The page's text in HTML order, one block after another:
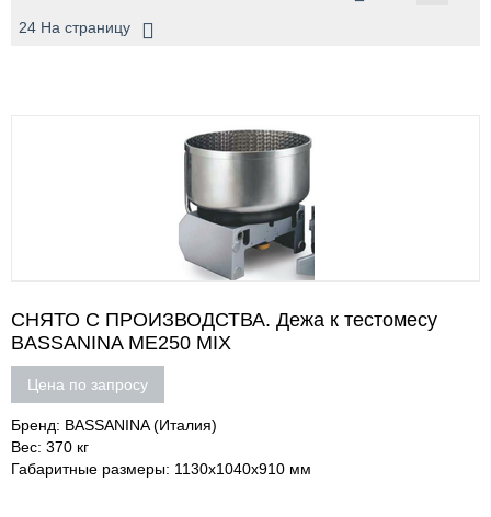
24 На страницу
СНЯТО С ПРОИЗВОДСТВА. Дежа к тестомесу
BASSANINA ME250 MIX
Цена по запросу
Бренд: BASSANINA (Италия)
Вес: 370 кг
Габаритные размеры: 1130х1040х910 мм